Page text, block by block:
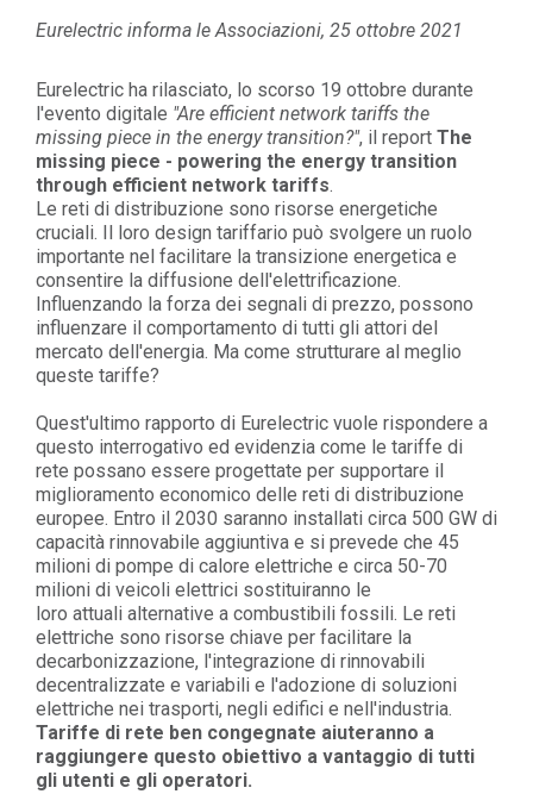
Eurelectric informa le Associazioni, 25 ottobre 2021
Eurelectric ha rilasciato, lo scorso 19 ottobre durante
l'evento digitale "Are efficient network tariffs the
missing piece in the energy transition?", il report The
missing piece - powering the energy transition
through efficient network tariffs.
Le reti di distribuzione sono risorse energetiche
cruciali. Il loro design tariffario può svolgere un ruolo
importante nel facilitare la transizione energetica e
consentire la diffusione dell'elettrificazione.
Influenzando la forza dei segnali di prezzo, possono
influenzare il comportamento di tutti gli attori del
mercato dell'energia. Ma come strutturare al meglio
queste tariffe?
Quest'ultimo rapporto di Eurelectric vuole rispondere a
questo interrogativo ed evidenzia come le tariffe di
rete possano essere progettate per supportare il
miglioramento economico delle reti di distribuzione
europee. Entro il 2030 saranno installati circa 500 GW di
capacità rinnovabile aggiuntiva e si prevede che 45
milioni di pompe di calore elettriche e circa 50-70
milioni di veicoli elettrici sostituiranno le
loro attuali alternative a combustibili fossili. Le reti
elettriche sono risorse chiave per facilitare la
decarbonizzazione, l'integrazione di rinnovabili
decentralizzate e variabili e l'adozione di soluzioni
elettriche nei trasporti, negli edifici e nell'industria.
Tariffe di rete ben congegnate aiuteranno a
raggiungere questo obiettivo a vantaggio di tutti
gli utenti e gli operatori.